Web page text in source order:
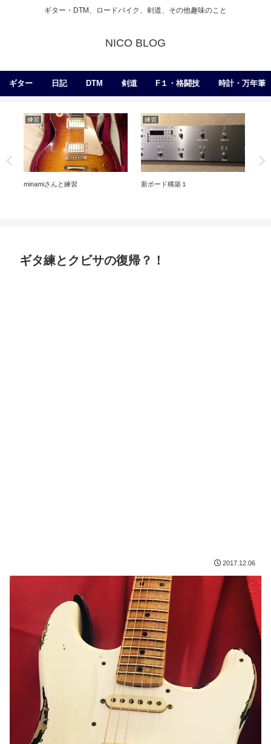
ギター・DTM、ロードバイク、剣道、その他趣味のこと
NICO BLOG
ギター 日記 DTM 剣道 F１・格闘技 時計・万年筆
練習
minamiさんと練習
練習
新ボード構築１
ギタ練とクビサの復帰？！
2017.12.06